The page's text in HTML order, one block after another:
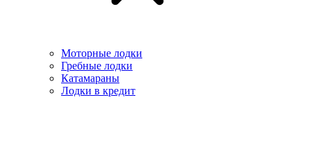
Моторные лодки
Гребные лодки
Катамараны
Лодки в кредит